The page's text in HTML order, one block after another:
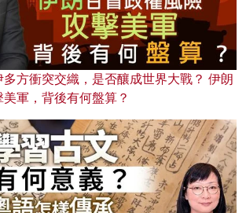
方衝突交織，是否釀成世界大戰？ 伊朗
軍，背後有何盤算？